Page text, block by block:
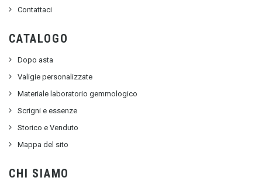
Contattaci
CATALOGO
Dopo asta
Valigie personalizzate
Materiale laboratorio gemmologico
Scrigni e essenze
Storico e Venduto
Mappa del sito
CHI SIAMO